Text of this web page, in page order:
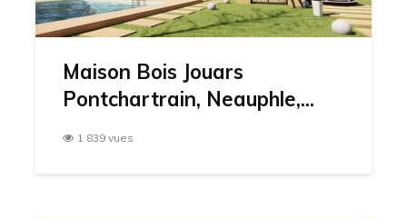
Maison Bois Jouars
Pontchartrain, Neauphle,...
1 839 vues